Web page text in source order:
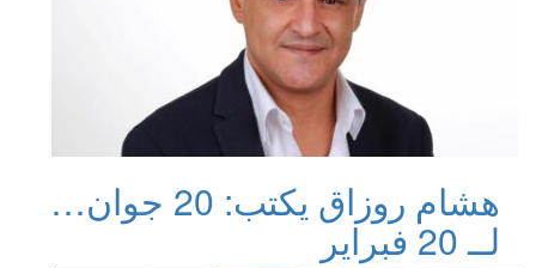
هشام روزاق يكتب: 20 جوان…
لــ 20 فبراير